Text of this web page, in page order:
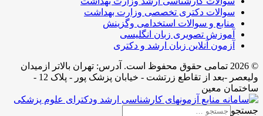
سوالات دکتری تخصصی وزارت بهداشت
منابع و سوالات استخدامی وگزینش
آموزش تصویری زبان انگلیسی
آزمون آنلاین زبان ارشد و دکتری
© 2026 تمامی حقوق محفوظ است. آدرس:‌ تهران بالاتر ازمیدان
ولیعصر -بعد از تقاطع زرتشت - خیابان پزشک پور - پلاک 12 -
ساختمان معین
جستجو